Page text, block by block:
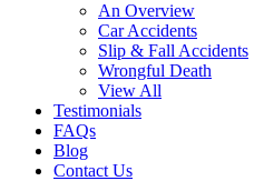
An Overview
Car Accidents
Slip & Fall Accidents
Wrongful Death
View All
Testimonials
FAQs
Blog
Contact Us